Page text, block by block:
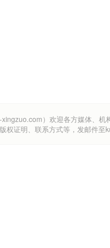
）欢迎各方媒体、
权证明、联系方式等，发邮件至